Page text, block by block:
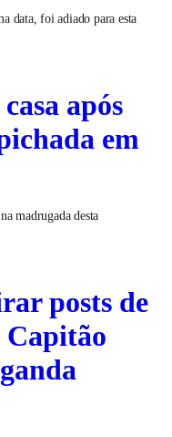
data, foi adiado para esta
após
em
madrugada desta
posts de